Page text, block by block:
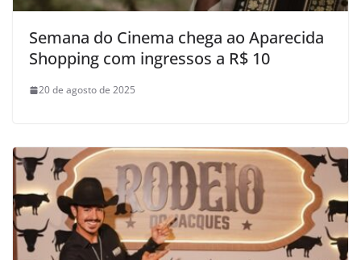
Semana do Cinema chega ao Aparecida
Shopping com ingressos a R$ 10
20 de agosto de 2025